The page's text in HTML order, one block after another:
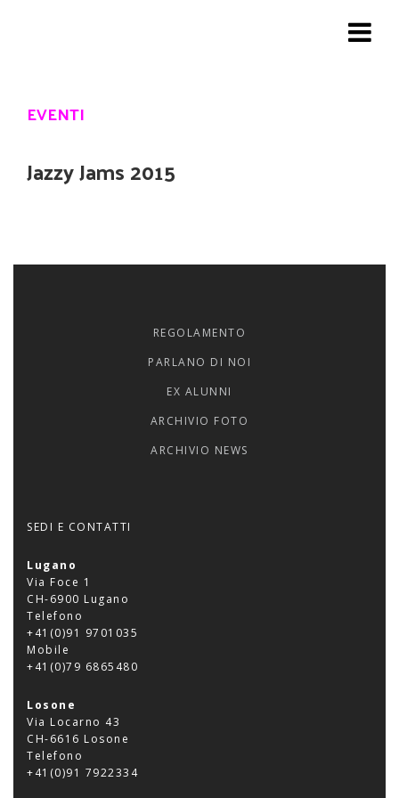
Toggle
EVENTI
Jazzy Jams 2015
REGOLAMENTO
PARLANO DI NOI
EX ALUNNI
ARCHIVIO FOTO
ARCHIVIO NEWS
SEDI E CONTATTI
Lugano
Via Foce 1
CH-6900 Lugano
Telefono
+41(0)91 9701035
Mobile
+41(0)79 6865480
Losone
Via Locarno 43
CH-6616 Losone
Telefono
+41(0)91 7922334